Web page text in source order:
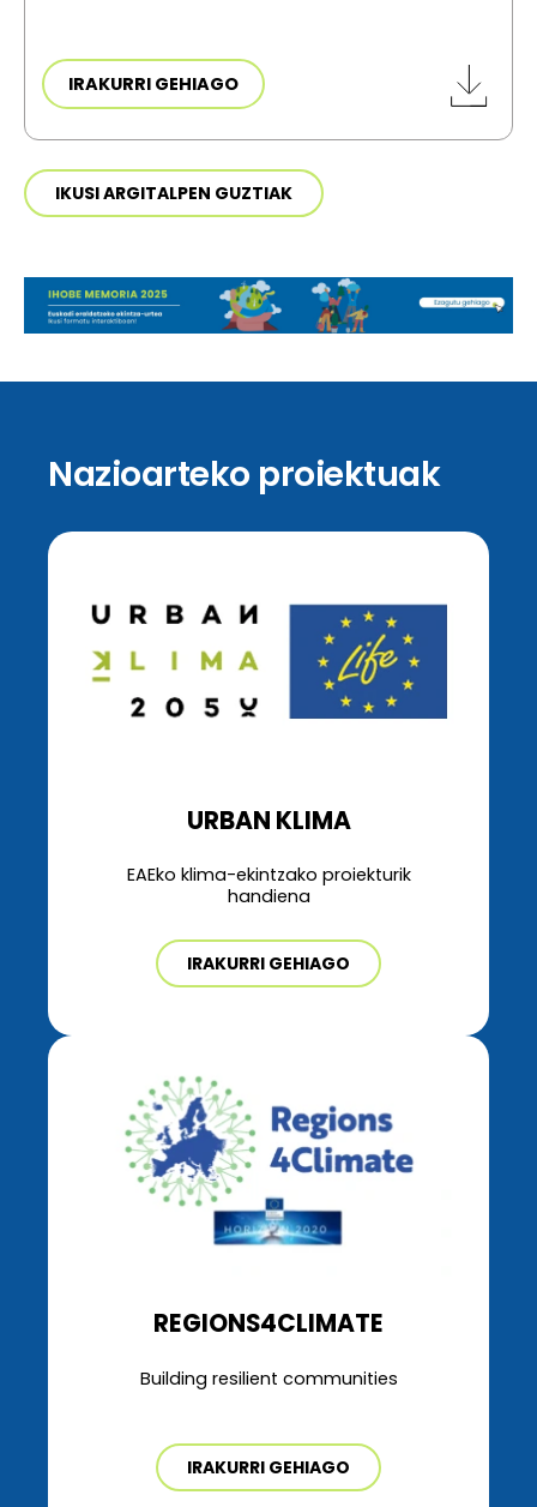
IRAKURRI GEHIAGO
IKUSI ARGITALPEN GUZTIAK
Nazioarteko proiektuak
URBAN KLIMA
EAEko klima-ekintzako proiekturik
handiena
IRAKURRI GEHIAGO
REGIONS4CLIMATE
Building resilient communities
IRAKURRI GEHIAGO